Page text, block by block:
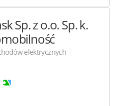
Sp. z o.o. Sp. k.
elektrycznych |